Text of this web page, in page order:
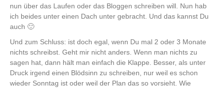
nun über das Laufen oder das Bloggen schreiben will. Nun hab
ich beides unter einen Dach unter gebracht. Und das kannst Du
auch 🙂
Und zum Schluss: ist doch egal, wenn Du mal 2 oder 3 Monate
nichts schreibst. Geht mir nicht anders. Wenn man nichts zu
sagen hat, dann hält man einfach die Klappe. Besser, als unter
Druck irgend einen Blödsinn zu schreiben, nur weil es schon
wieder Sonntag ist oder weil der Plan das so vorsieht. Wie